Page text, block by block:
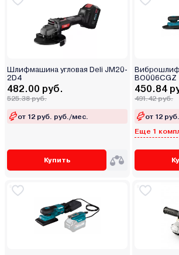
Шлифмашина угловая Deli JM20-
2D4
482.00 руб.
525.38 руб.
от 12 руб. руб./мес.
Купить
BO006CGZ
450.84
491.42 руб.
от 12
Еще 1